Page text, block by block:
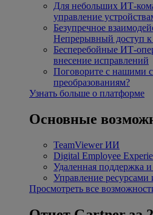
Для небольших ИТ-
управление
Безупречное
Непрерывный доступ
Бесперебойные ИТ-
внесение исправлений
Поговорите с нашими
преобразованиям?
Узнать больше о платформе
Основные
TeamViewer ИИ
Digital Employee
Удаленная поддержка
Управление ресурсами
Просмотреть все